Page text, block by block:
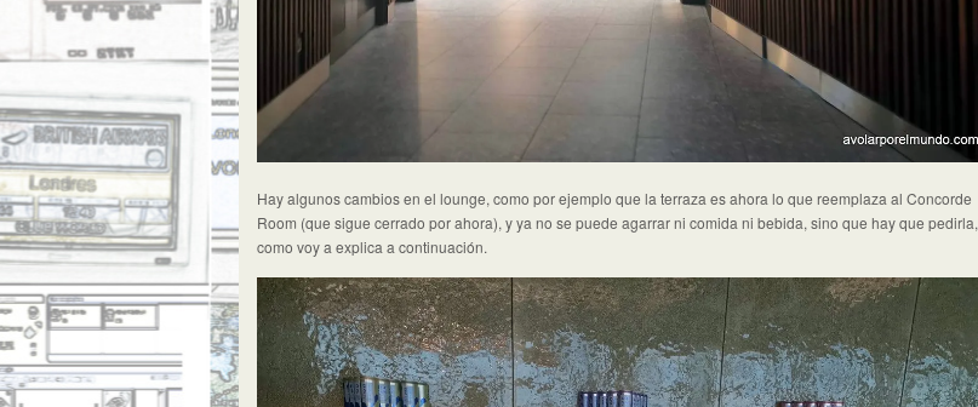
Hay algunos cambios en el lounge, como por ejemplo que la terraza es ahora lo que reemplaza al Concorde
Room (que sigue cerrado por ahora), y ya no se puede agarrar ni comida ni bebida, sino que hay que pedirla,
como voy a explica a continuación.